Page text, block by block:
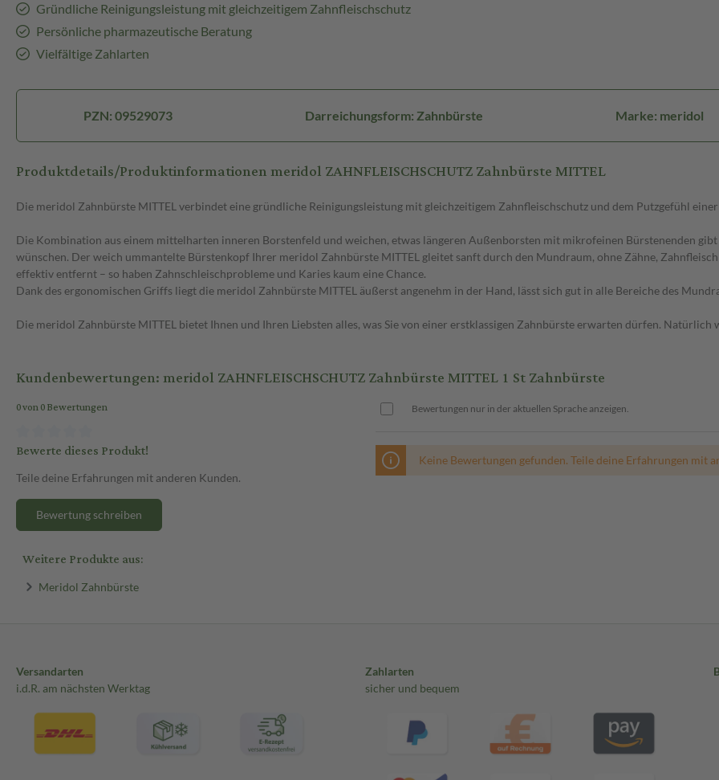
Gründliche Reinigungsleistung mit gleichzeitigem Zahnfleischschutz
Persönliche pharmazeutische Beratung
Vielfältige Zahlarten
PZN: 09529073 Darreichungsform: Zahnbürste Marke: meridol
Produktdetails/Produktinformationen meridol ZAHNFLEISCHSCHUTZ Zahnbürste MITTEL
Die meridol Zahnbürste MITTEL verbindet eine gründliche Reinigungsleistung mit gleichzeitigem Zahnfleischschutz und dem Putzgefühl
Die Kombination aus einem mittelharten inneren Borstenfeld und weichen, etwas längeren Außenborsten mit mikrofeinen Bürstenenden gibt
wünschen. Der weich ummantelte Bürstenkopf Ihrer meridol Zahnbürste MITTEL gleitet sanft durch den Mundraum, ohne Zähne,
effektiv entfernt – so haben Zahnschleischprobleme und Karies kaum eine Chance.
Dank des ergonomischen Griffs liegt die meridol Zahnbürste MITTEL äußerst angenehm in der Hand, lässt sich gut in alle Bereiche des
Die meridol Zahnbürste MITTEL bietet Ihnen und Ihren Liebsten alles, was Sie von einer erstklassigen Zahnbürste erwarten dürfen.
Kundenbewertungen: meridol ZAHNFLEISCHSCHUTZ Zahnbürste MITTEL 1 St Zahnbürste
0 von 0 Bewertungen
Bewerte dieses Produkt!
Teile deine Erfahrungen mit anderen Kunden.
Bewertung schreiben
Bewertungen nur in der aktuellen Sprache anzeigen.
Keine Bewertungen gefunden. Teile deine Erfahrungen mit
Weitere Produkte aus:
Meridol Zahnbürste
Versandarten
i.d.R. am nächsten Werktag
Zahlarten
sicher und bequem